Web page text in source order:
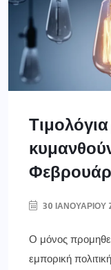
30 ΙΑΝΟΥΑΡΊΟΥ
Ο μόνος
εμπορική